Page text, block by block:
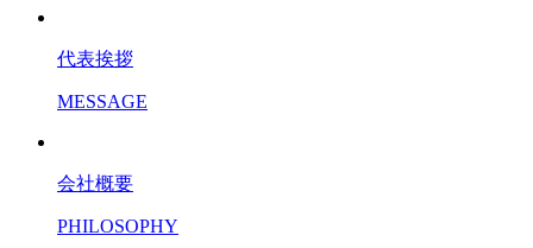
代表挨拶
MESSAGE
会社概要
PHILOSOPHY